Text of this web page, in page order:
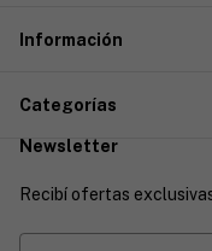
Información
Categorías
Newsletter
Recibí ofertas